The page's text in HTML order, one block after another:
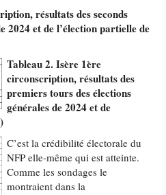
résultats des seconds
2024 et de l’élection partielle de
Tableau 2. Isère 1ère
circonscription, résultats des
premiers tours des élections
générales de 2024 et de
C’est la crédibilité électorale du
NFP elle-même qui est atteinte.
Comme les sondages le
montraient dans la